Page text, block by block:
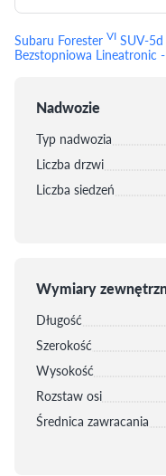
Subaru Forester VI SUV-
Bezstopniowa Lineatronic
Nadwozie
Typ nadwozia
Liczba drzwi
Liczba siedzeń
Wymiary
Długość
Szerokość
Wysokość
Rozstaw osi
Średnica zawracania